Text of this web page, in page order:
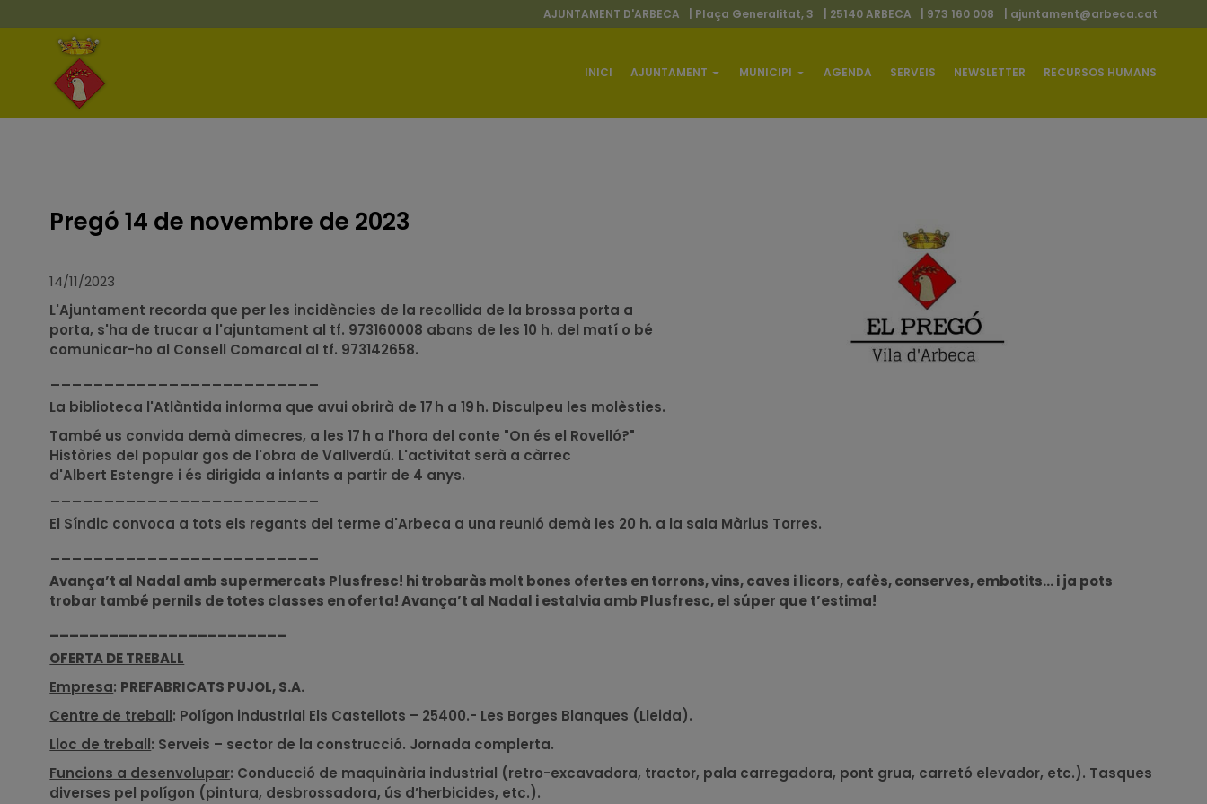
AJUNTAMENT D'ARBECA | Plaça Generalitat, 3 | 25140 ARBECA | 973 160 008 ajuntament@arbeca.cat
INICI AJUNTAMENT MUNICIPI AGENDA SERVEIS NEWSLETTER RECURSOS HUMANS
Pregó 14 de novembre de 2023
14/11/2023
L'Ajuntament recorda que per les incidències de la recollida de la brossa porta a
porta, s'ha de trucar a l'ajuntament al tf. 973160008 abans de les 10 h. del matí o bé
comunicar-ho al Consell Comarcal al tf. 973142658.
La biblioteca l'Atlàntida informa que avui obrirà de 17 h a 19 h. Disculpeu les molèsties.
També us convida demà dimecres, a les 17 h a l'hora del conte "On és el Rovelló?"
Històries del popular gos de l'obra de Vallverdú. L'activitat serà a càrrec
d'Albert Estengre i és dirigida a infants a partir de 4 anys.
El Síndic convoca a tots els regants del terme d'Arbeca a una reunió demà les 20 h. a la sala Màrius Torres.
Avança’t al Nadal amb supermercats Plusfresc! hi trobaràs molt bones ofertes en torrons, vins, caves i licors, cafès, conserves, embotits… i ja pots
trobar també pernils de totes classes en oferta! Avança’t al Nadal i estalvia amb Plusfresc, el súper que t’estima!
OFERTA DE TREBALL
Empresa: PREFABRICATS PUJOL, S.A.
Centre de treball: Polígon industrial Els Castellots – 25400.- Les Borges Blanques (Lleida).
Lloc de treball: Serveis – sector de la construcció. Jornada complerta.
Funcions a desenvolupar: Conducció de maquinària industrial (retro-excavadora, tractor, pala carregadora, pont grua, carretó elevador, etc.). Tasques
diverses pel polígon (pintura, desbrossadora, ús d’herbicides, etc.).